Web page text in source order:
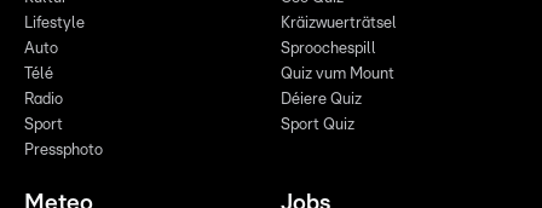
Lifestyle
Auto
Télé
Radio
Sport
Pressphoto
Kräizwuerträtsel
Sproochespill
Quiz vum Mount
Déiere Quiz
Sport Quiz